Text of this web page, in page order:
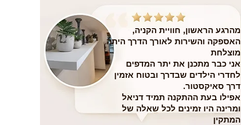
מהרגע הראשון, חוויית הקניה,
האספקה והשירות לאורך הדרך היתה
מוצלחת
​אני כבר מתכנן את יתר המדפים
לחדרי הילדים שבדרך ובטוח אזמין
דרך סאיקסטור.
אפילו בעת ההתקנה תמיד דניאל
ומרינה היו זמינים לכל שאלה של
המתקין